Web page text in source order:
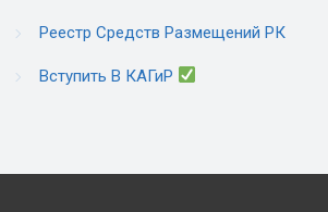
Реестр Средств Размещений РК
Вступить В КАГиР